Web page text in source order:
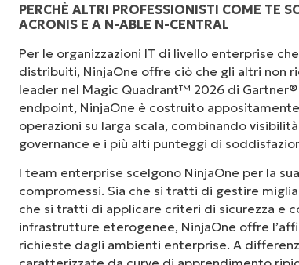
PERCHÈ ALTRI PROFESSIONISTI COME TE
ACRONIS E A N-ABLE N-CENTRAL
Per le organizzazioni IT di livello enterprise
distribuiti, NinjaOne offre ciò che gli altri non
leader nel Magic Quadrant™ 2026 di
endpoint, NinjaOne è costruito
operazioni su larga scala, combinando
governance e i più alti punteggi di
I team enterprise scelgono NinjaOne per la
compromessi. Sia che si tratti di gestire
che si tratti di applicare criteri di sicurezza e
infrastrutture eterogenee, NinjaOne offre
richieste dagli ambienti enterprise. A